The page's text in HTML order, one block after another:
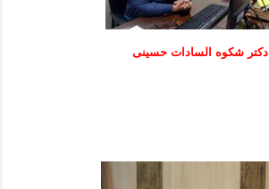
دكتر شكوه السادات حسينی